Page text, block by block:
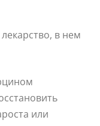
в нем
или